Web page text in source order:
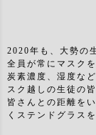
2020年も、大勢の
全員が常にマスク
炭素濃度、湿度な
スク越しの生徒の
皆さんとの距離を
くステンドグラス